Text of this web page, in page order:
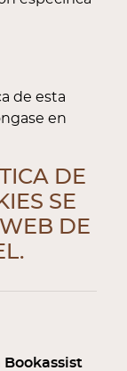
de esta
en
DE
SE
DE